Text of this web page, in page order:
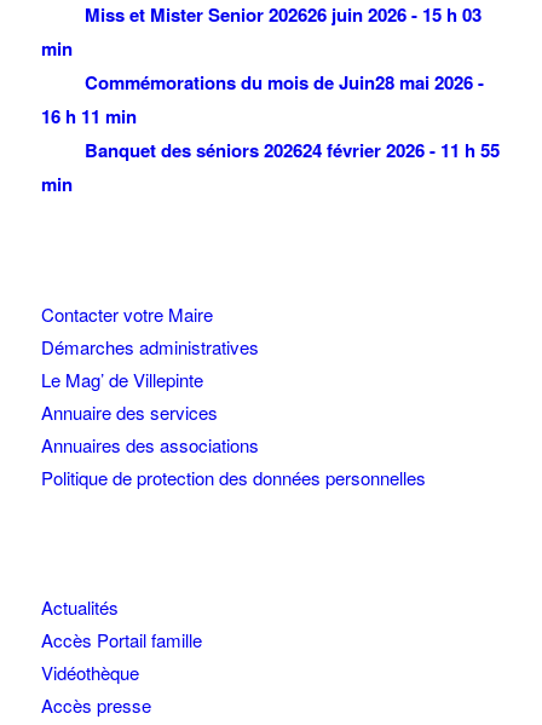
Miss et Mister Senior 202626 juin 2026 - 15 h 03
min
Commémorations du mois de Juin28 mai 2026 -
16 h 11 min
Banquet des séniors 202624 février 2026 - 11 h 55
min
Contacter votre Maire
Démarches administratives
Le Mag’ de Villepinte
Annuaire des services
Annuaires des associations
Politique de protection des données personnelles
Actualités
Accès Portail famille
Vidéothèque
Accès presse